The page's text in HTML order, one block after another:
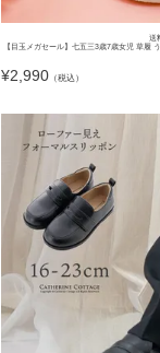
送
【目玉メガセール】七五三3歳7歳女児 草履
¥2,990 （税込）